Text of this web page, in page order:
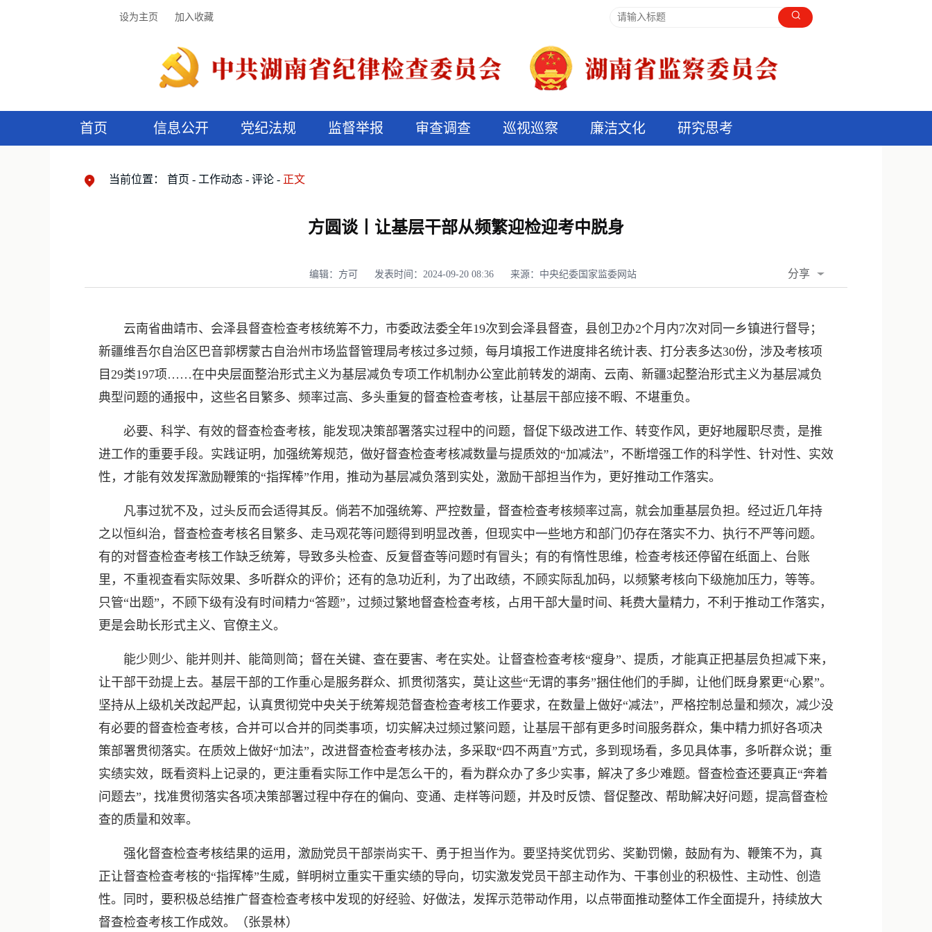
设为主页 加入收藏
首页 信息公开 党纪法规 监督举报 审查调查 巡视巡察 廉洁文化 研究思考
当前位置： 首页 工作动态 评论 正文
方圆谈丨让基层干部从频繁迎检迎考中脱身
编辑：方可 发表时间：2024-09-20 08:36 来源：中央纪委国家监委网站 分享
新浪微博
QQ
微信
云南省曲靖市、会泽县督查检查考核统筹不力，市委政法委全年19次到会泽县督查，县创卫办2个月内7次对同一乡镇进行督导；
新疆维吾尔自治区巴音郭楞蒙古自治州市场监督管理局考核过多过频，每月填报工作进度排名统计表、打分表多达30份，涉及考核项
目29类197项……在中央层面整治形式主义为基层减负专项工作机制办公室此前转发的湖南、云南、新疆3起整治形式主义为基层减负
典型问题的通报中，这些名目繁多、频率过高、多头重复的督查检查考核，让基层干部应接不暇、不堪重负。
必要、科学、有效的督查检查考核，能发现决策部署落实过程中的问题，督促下级改进工作、转变作风，更好地履职尽责，是推
进工作的重要手段。实践证明，加强统筹规范，做好督查检查考核减数量与提质效的“加减法”，不断增强工作的科学性、针对性、实效
性，才能有效发挥激励鞭策的“指挥棒”作用，推动为基层减负落到实处，激励干部担当作为，更好推动工作落实。
凡事过犹不及，过头反而会适得其反。倘若不加强统筹、严控数量，督查检查考核频率过高，就会加重基层负担。经过近几年持
之以恒纠治，督查检查考核名目繁多、走马观花等问题得到明显改善，但现实中一些地方和部门仍存在落实不力、执行不严等问题。
有的对督查检查考核工作缺乏统筹，导致多头检查、反复督查等问题时有冒头；有的有惰性思维，检查考核还停留在纸面上、台账
里，不重视查看实际效果、多听群众的评价；还有的急功近利，为了出政绩，不顾实际乱加码，以频繁考核向下级施加压力，等等。
只管“出题”，不顾下级有没有时间精力“答题”，过频过繁地督查检查考核，占用干部大量时间、耗费大量精力，不利于推动工作落实，
更是会助长形式主义、官僚主义。
能少则少、能并则并、能简则简；督在关键、查在要害、考在实处。让督查检查考核“瘦身”、提质，才能真正把基层负担减下来，
让干部干劲提上去。基层干部的工作重心是服务群众、抓贯彻落实，莫让这些“无谓的事务”捆住他们的手脚，让他们既身累更“心累”。
坚持从上级机关改起严起，认真贯彻党中央关于统筹规范督查检查考核工作要求，在数量上做好“减法”，严格控制总量和频次，减少没
有必要的督查检查考核，合并可以合并的同类事项，切实解决过频过繁问题，让基层干部有更多时间服务群众，集中精力抓好各项决
策部署贯彻落实。在质效上做好“加法”，改进督查检查考核办法，多采取“四不两直”方式，多到现场看，多见具体事，多听群众说；重
实绩实效，既看资料上记录的，更注重看实际工作中是怎么干的，看为群众办了多少实事，解决了多少难题。督查检查还要真正“奔着
问题去”，找准贯彻落实各项决策部署过程中存在的偏向、变通、走样等问题，并及时反馈、督促整改、帮助解决好问题，提高督查检
查的质量和效率。
强化督查检查考核结果的运用，激励党员干部崇尚实干、勇于担当作为。要坚持奖优罚劣、奖勤罚懒，鼓励有为、鞭策不为，真
正让督查检查考核的“指挥棒”生威，鲜明树立重实干重实绩的导向，切实激发党员干部主动作为、干事创业的积极性、主动性、创造
性。同时，要积极总结推广督查检查考核中发现的好经验、好做法，发挥示范带动作用，以点带面推动整体工作全面提升，持续放大
督查检查考核工作成效。（张景林）